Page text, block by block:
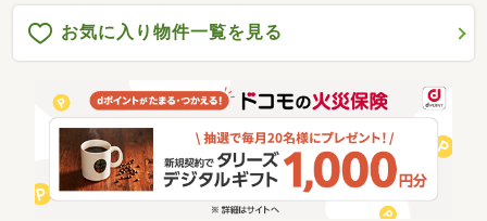
お気に入り物件一覧を見る